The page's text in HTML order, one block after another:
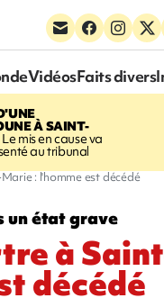
VidéosFaits divers
À SAINT-
Le mis en cause va
au tribunal
: l'homme est décédé
un état grave
à
décédé